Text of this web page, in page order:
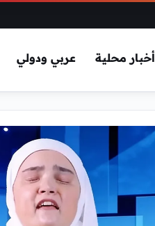
أخبار محلية عربي ودولي